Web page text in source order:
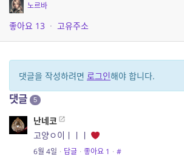
노르바
좋아요 13 · 고유주소
댓글을 작성하려면 로그인해야 합니다.
댓글 5
난네코
고양ㅇ이ㅣㅣㅣ
6월 4일 · 답글 · 좋아요 1 · #